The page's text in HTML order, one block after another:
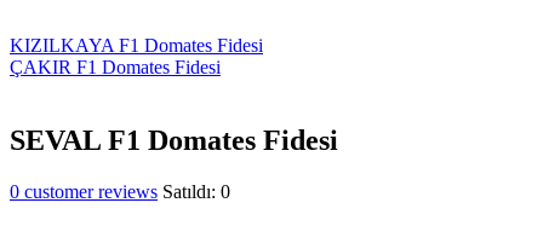
KIZILKAYA F1 Domates Fidesi
ÇAKIR F1 Domates Fidesi
SEVAL F1 Domates Fidesi
0 customer reviews Satıldı: 0